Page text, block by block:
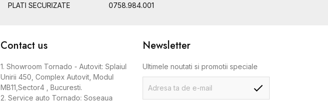
PLATI SECURIZATE 0758.984.001
Contact us
1. Showroom Tornado - Autovit: Splaiul
Unirii 450, Complex Autovit, Modul
MB11,Sector4 , Bucuresti.
2. Service auto Tornado: Soseaua
Newsletter
Ultimele noutati si promotii speciale